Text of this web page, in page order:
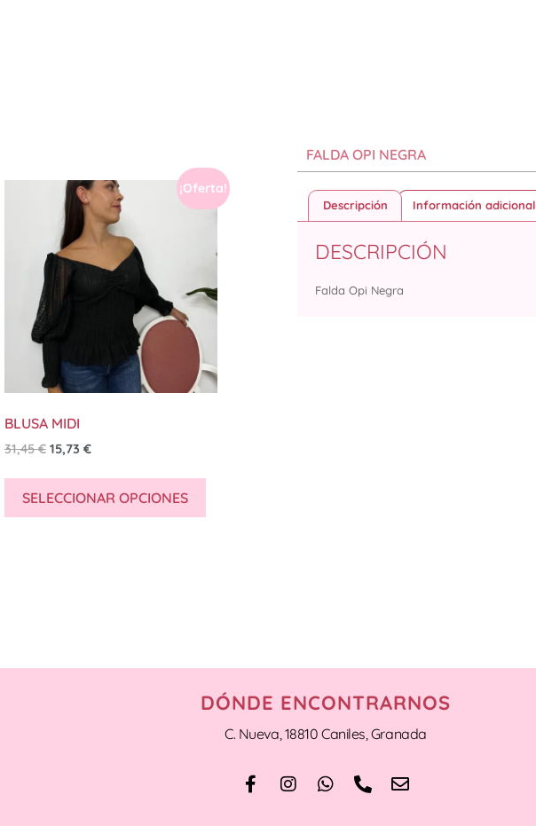
¡Oferta!
BLUSA MIDI
31,45€ 15,73 €
SELECCIONAR OPCIONES
FALDA OPI NEGRA
Descripción Información adicional
DESCRIPCIÓN
Falda Opi Negra
DÓNDE ENCONTRARNOS
C. Nueva, 18810 Caniles, Granada